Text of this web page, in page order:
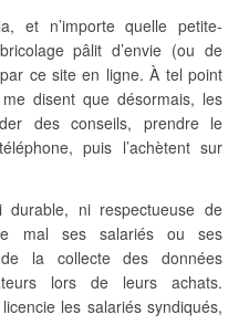
et n’importe quelle petite-
pâlit d’envie (ou de
ce site en ligne. À tel point
disent que désormais, les
des conseils, prendre le
puis l’achètent sur
durable, ni respectueuse de
mal ses salariés ou ses
la collecte des données
lors de leurs achats.
les salariés syndiqués,